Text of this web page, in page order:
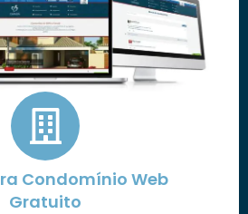
Condomínio Web
Gratuito